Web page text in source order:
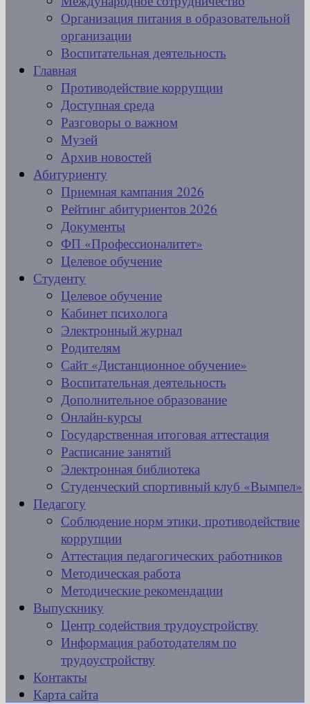
Организация питания в образовательной
организации
Воспитательная деятельность
Главная
Противодействие коррупции
Доступная среда
Разговоры о важном
Музей
Архив новостей
Абитуриенту
Приемная кампания 2026
Рейтинг абитуриентов 2026
Документы
ФП «Профессионалитет»
Целевое обучение
Студенту
Целевое обучение
Кабинет психолога
Электронный журнал
Родителям
Сайт «Дистанционное обучение»
Воспитательная деятельность
Дополнительное образование
Онлайн-курсы
Государственная итоговая аттестация
Расписание занятий
Электронная библиотека
Студенческий спортивный клуб «Вымпел»
Педагогу
Соблюдение норм этики, противодействие
коррупции
Аттестация педагогических работников
Методическая работа
Методические рекомендации
Выпускнику
Центр содействия трудоустройству
Информация работодателям по
трудоустройству
Контакты
Карта сайта